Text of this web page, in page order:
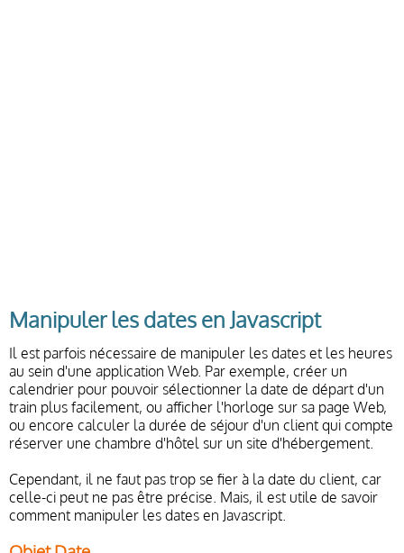
Manipuler les dates en Javascript
Il est parfois nécessaire de manipuler les dates et les heures
au sein d'une application Web. Par exemple, créer un
calendrier pour pouvoir sélectionner la date de départ d'un
train plus facilement, ou afficher l'horloge sur sa page Web,
ou encore calculer la durée de séjour d'un client qui compte
réserver une chambre d'hôtel sur un site d'hébergement.
Cependant, il ne faut pas trop se fier à la date du client, car
celle-ci peut ne pas être précise. Mais, il est utile de savoir
comment manipuler les dates en Javascript.